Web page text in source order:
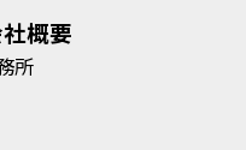
概要
所